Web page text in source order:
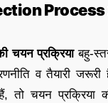
Process
चयन प्रक्रियाबहु-
व तैयारी
हैं, तो चयन